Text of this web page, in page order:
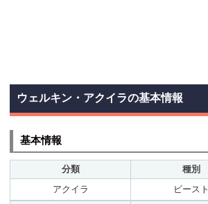
ウェルキン・アクイラの基本情報
基本情報
分類 種別
アクイラ
ビースト